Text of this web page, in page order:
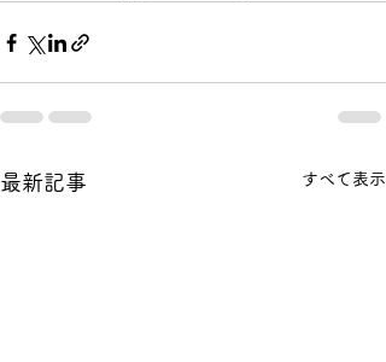
最新記事 すべて表示